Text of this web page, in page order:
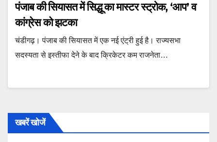
पंजाब की सियासत में सिद्धू का मास्‍टर स्‍ट्रोक, ‘आप’ व
कांग्रेस को झटका
चंडीगढ़। पंजाब की सियासत में एक नई एंट्री हुई है। राज्‍यसभा
सदस्यता से इस्‍तीफा देने के बाद क्रिकेटर कम राजनेता…
खबरें खोजें